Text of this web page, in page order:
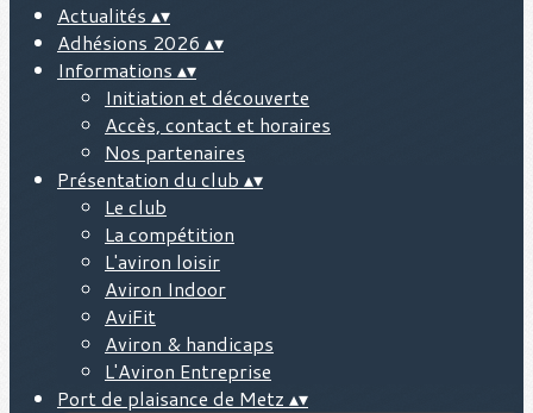
Actualités ▴▾
Adhésions 2026 ▴▾
Informations ▴▾
Initiation et découverte
Accès, contact et horaires
Nos partenaires
Présentation du club ▴▾
Le club
La compétition
L'aviron loisir
Aviron Indoor
AviFit
Aviron & handicaps
L'Aviron Entreprise
Port de plaisance de Metz ▴▾